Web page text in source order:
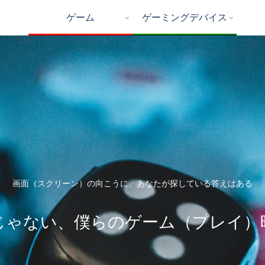
画面（スクリーン）の向こうに、あなたが探している答えはある
ゃない、僕らのゲーム（プレイ）
ゲーム ゲーミングデバイス